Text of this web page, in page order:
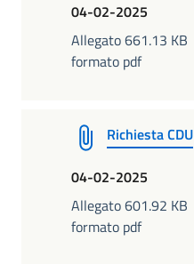
04-02-2025
Allegato 661.13 KB
formato pdf
Richiesta CDU
04-02-2025
Allegato 601.92 KB
formato pdf